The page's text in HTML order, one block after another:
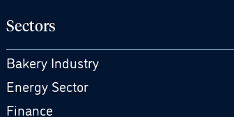
Sectors
Bakery Industry
Energy Sector
Finance